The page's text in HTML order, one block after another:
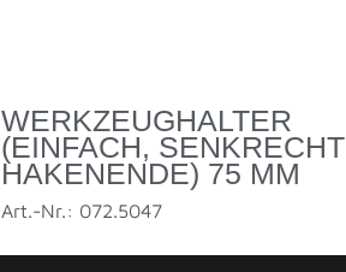
WERKZEUGHALTER
(EINFACH, SENKRECHT
HAKENENDE) 75 MM
Art.-Nr.: 072.5047